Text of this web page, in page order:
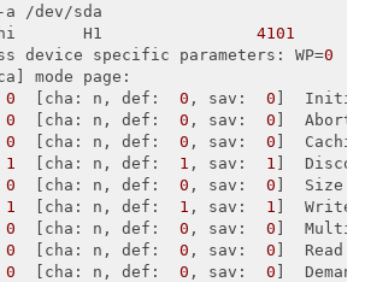
-l -a /dev/sda
Phi       H1
4101
device specific parameters: WP=
0
mode page:
0
  [cha: n,
def : 0 , sav : 0 ]
0
  [cha: n,
def : 0 , sav : 0 ]  Abort
0
  [cha: n,
def : 0 , sav : 0 ]
1
  [cha: n,
def : 1 , sav : 1 ]
0
  [cha: n,
def : 0 , sav : 0 ]  Size
1
  [cha: n,
def : 1 , sav : 1 ]  Write
0
  [cha: n,
def : 0 , sav : 0 ]
0
  [cha: n,
def : 0 , sav : 0 ]  Read
0
  [cha: n,
def : 0 , sav : 0 ]